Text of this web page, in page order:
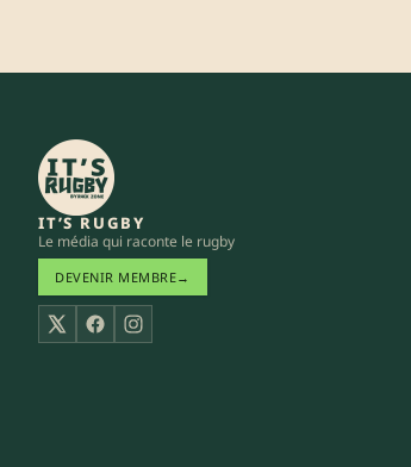
IT’S RUGBY
Le média qui raconte le rugby
DEVENIR MEMBRE→
X FacebookInstagram